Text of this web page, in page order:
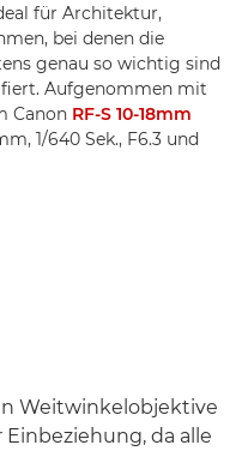
für Architektur,
bei denen die
genau so wichtig sind
Aufgenommen mit
Canon RF-S 10-18mm
1/640 Sek., F6.3 und
Weitwinkelobjektive
da alle